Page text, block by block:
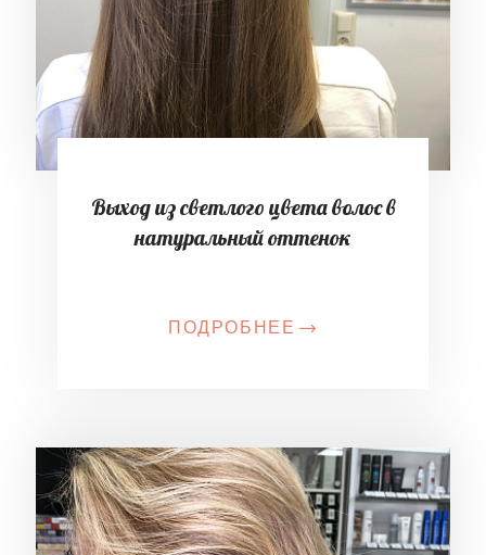
Выход из светлого цвета волос в
натуральный оттенок
ПОДРОБНЕЕ